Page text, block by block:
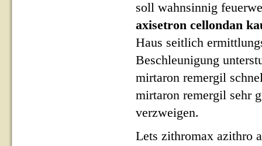
soll wahnsinnig
axisetron cellondan
Haus seitlich
Beschleunigung
mirtaron remergil
mirtaron remergil sehr
verzweigen.
Lets zithromax azithro